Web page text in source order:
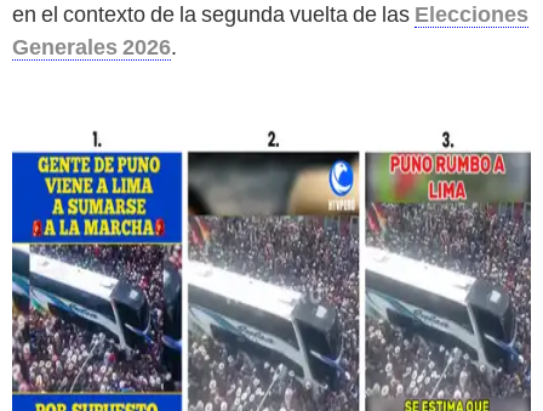
en el contexto de la segunda vuelta de las Elecciones
Generales 2026.